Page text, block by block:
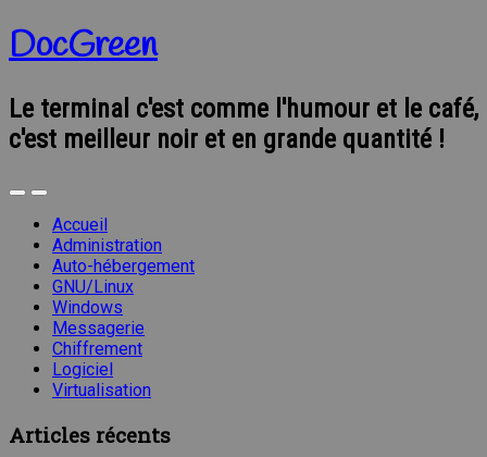
DocGreen
Le terminal c'est comme l'humour et le café,
c'est meilleur noir et en grande quantité !
Accueil
Administration
Auto-hébergement
GNU/Linux
Windows
Messagerie
Chiffrement
Logiciel
Virtualisation
Articles récents